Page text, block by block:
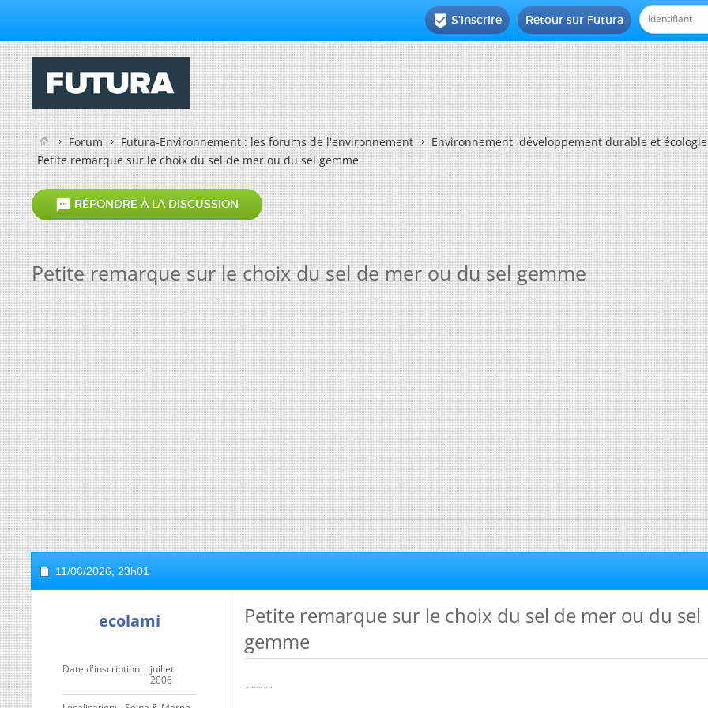
Retour sur Futura
 S'inscrire
Forum Futura-Environnement : les forums de l'environnement
Environnement, développement durable et écologie
Petite remarque sur le choix du sel de mer ou du sel gemme
 RÉPONDRE À LA DISCUSSION
Petite remarque sur le choix du sel de mer ou du sel gemme
11/06/2026, 23h01
ecolami
Date d'inscription
juillet
2006
Petite remarque sur le choix du sel de mer ou du sel
gemme
------